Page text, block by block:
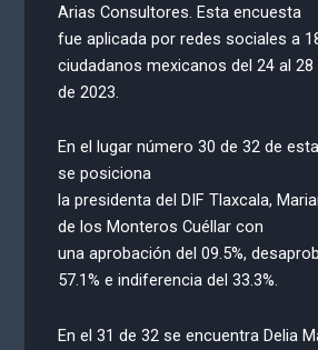
Arias Consultores. Esta encuesta
fue aplicada por redes sociales a
ciudadanos mexicanos del 24 al
de 2023.
En el lugar número 30 de 32 de
se posiciona
la presidenta del DIF Tlaxcala,
de los Monteros Cuéllar con
una aprobación del 09.5%,
57.1% e indiferencia del 33.3%.
En el 31 de 32 se encuentra Delia